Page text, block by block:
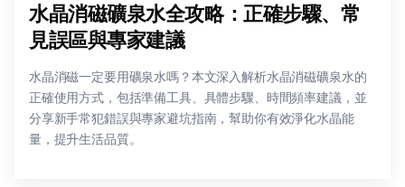
水晶消磁礦泉水全攻略：正確步驟、常
見誤區與專家建議
水晶消磁一定要用礦泉水嗎？本文深入解析水晶消磁礦泉水的
正確使用方式，包括準備工具、具體步驟、時間頻率建議，並
分享新手常犯錯誤與專家避坑指南，幫助你有效淨化水晶能
量，提升生活品質。